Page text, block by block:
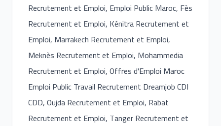
Recrutement et Emploi, Emploi Public Maroc, Fès
Recrutement et Emploi, Kénitra Recrutement et
Emploi, Marrakech Recrutement et Emploi,
Meknès Recrutement et Emploi, Mohammedia
Recrutement et Emploi, Offres d'Emploi Maroc
Emploi Public Travail Recrutement Dreamjob CDI
CDD, Oujda Recrutement et Emploi, Rabat
Recrutement et Emploi, Tanger Recrutement et